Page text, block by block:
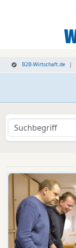
B2B-Wirtschaft.de